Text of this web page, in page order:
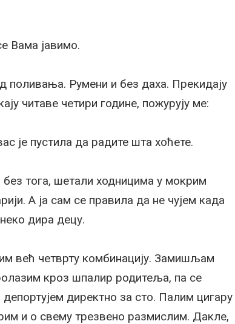
Вама јавимо.
поливања. Румени и без даха. Прекидају
читаве четири године, пожурују ме:
је пустила да радите шта хоћете.
тога, шетали ходницима у мокрим
А ја сам се правила да не чујем када
дира децу.
већ четврту комбинацију. Замишљам
кроз шпалир родитеља, па се
директно за сто. Палим цигару
и о свему трезвено размислим. Дакле,